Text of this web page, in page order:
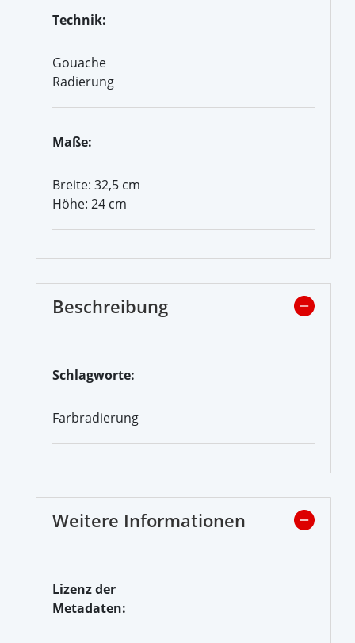
Technik:
Gouache
Radierung
Maße:
Breite: 32,5 cm
Höhe: 24 cm
Beschreibung
Schlagworte:
Farbradierung
Weitere Informationen
Lizenz der
Metadaten: